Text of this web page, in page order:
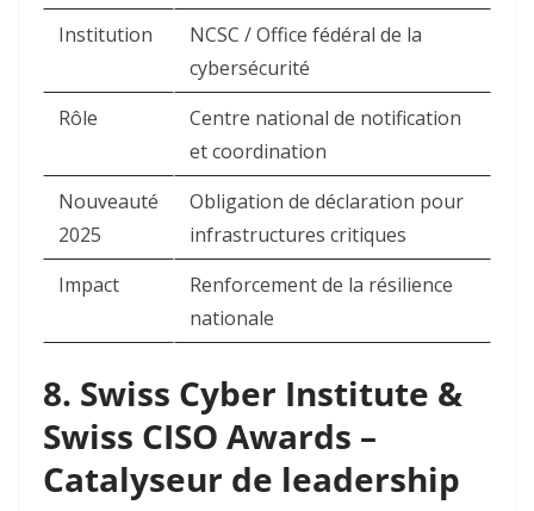
Institution
NCSC / Office fédéral de la
cybersécurité ​
Rôle
Centre national de notification
et coordination ​
Nouveauté
2025
Obligation de déclaration pour
infrastructures critiques ​
Impact
Renforcement de la résilience
nationale ​
8. Swiss Cyber Institute &
Swiss CISO Awards –
Catalyseur de leadership